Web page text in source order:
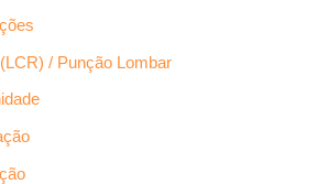
/ Punção Lombar